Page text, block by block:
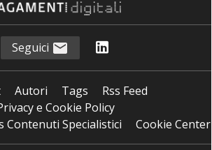
Seguici
Autori Tags
Rss Feed
e Cookie Policy
Contenuti Specialistici
Cookie Center